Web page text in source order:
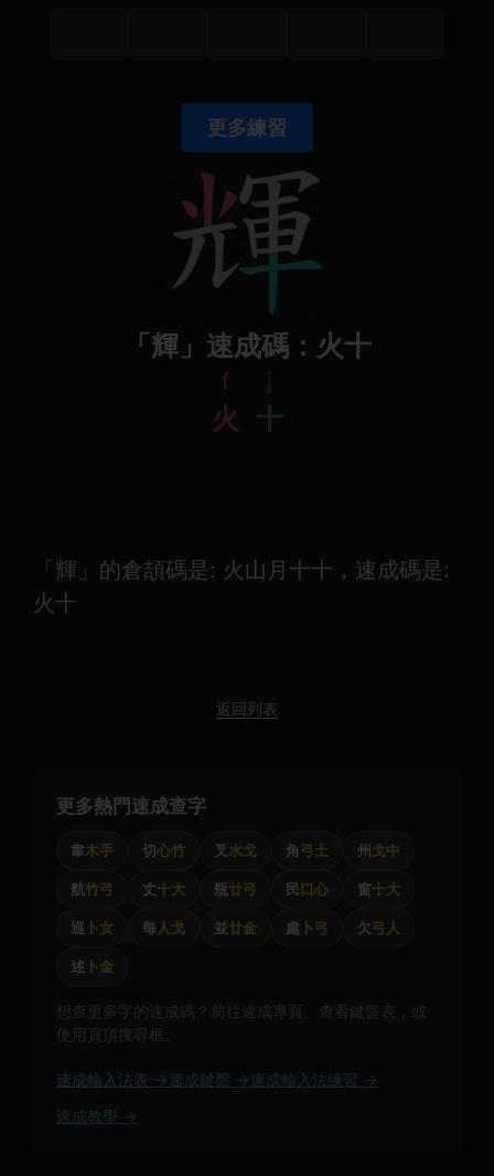
更多練習
「輝」速成碼：火十
f
火
j
十
「輝」的倉頡碼是: 火山月十十，速成碼是:
火十
返回列表
更多熱門速成查字
韋木手 切心竹 叉 水戈 角弓土 州 戈中
航竹弓 丈十大 瓶廿弓 民口心 窗十大
巡 卜女 每人戈 並廿金 處 卜弓 欠弓人
述 卜金
想查更多字的速成碼？前往速成專頁、查看鍵盤表，或
使用頁頂搜尋框。
速成輸入法表 → 速成鍵盤 → 速成輸入法練習 →
速成教學 →